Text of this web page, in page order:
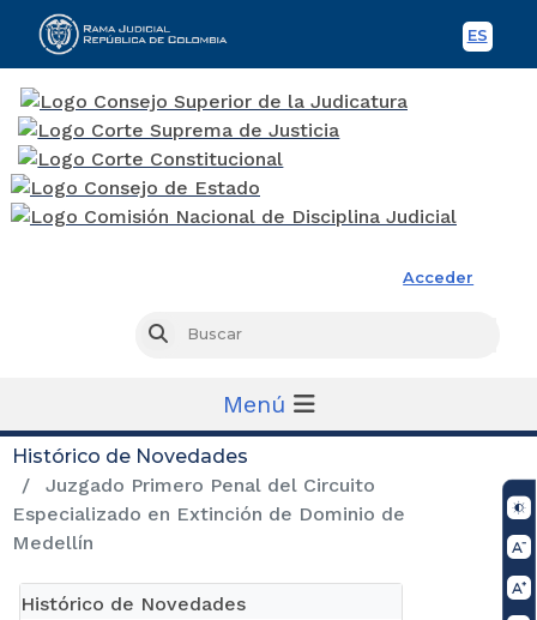
ES
Acceder
Buscar
Menú
Histórico de Novedades
Juzgado Primero Penal del Circuito
Especializado en Extinción de Dominio de
Medellín
Histórico de Novedades